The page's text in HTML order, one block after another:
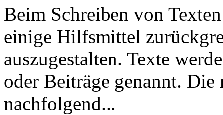
Beim Schreiben von
einige Hilfsmittel
auszugestalten. Texte
oder Beiträge genannt.
nachfolgend...